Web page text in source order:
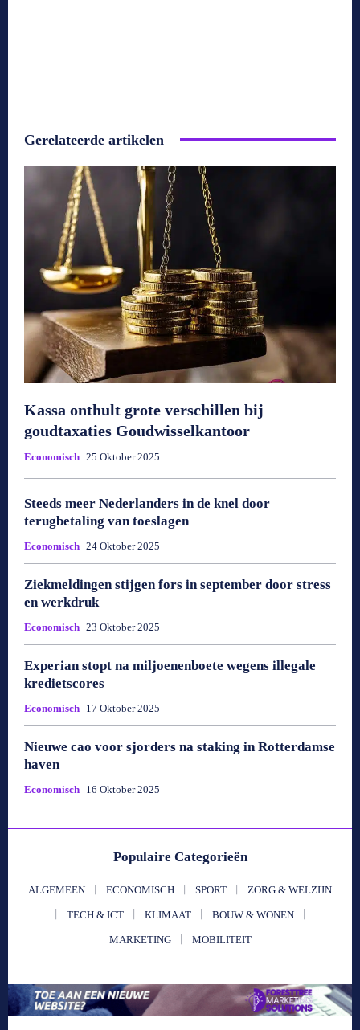
Gerelateerde artikelen
Kassa onthult grote verschillen bij
goudtaxaties Goudwisselkantoor
Economisch 25 Oktober 2025
Steeds meer Nederlanders in de knel door
terugbetaling van toeslagen
Economisch 24 Oktober 2025
Ziekmeldingen stijgen fors in september door stress
en werkdruk
Economisch 23 Oktober 2025
Experian stopt na miljoenenboete wegens illegale
kredietscores
Economisch 17 Oktober 2025
Nieuwe cao voor sjorders na staking in Rotterdamse
haven
Economisch 16 Oktober 2025
Populaire Categorieën
ALGEMEEN ECONOMISCH SPORT ZORG & WELZIJN
TECH & ICT KLIMAAT BOUW & WONEN
MARKETING MOBILITEIT